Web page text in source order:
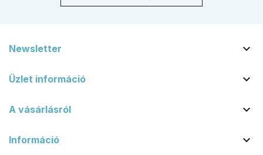
Newsletter 
Üzlet információ 
A vásárlásról 
Információ 